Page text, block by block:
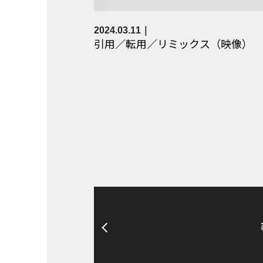
2024.03.11
引用／転用／リミックス（映像）